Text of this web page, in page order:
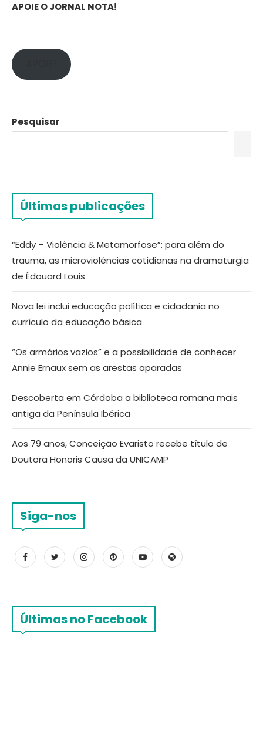
APOIE O JORNAL NOTA!
Pesquisar
Últimas publicações
“Eddy – Violência & Metamorfose”: para além do
trauma, as microviolências cotidianas na dramaturgia
de Édouard Louis
Nova lei inclui educação política e cidadania no
currículo da educação básica
“Os armários vazios” e a possibilidade de conhecer
Annie Ernaux sem as arestas aparadas
Descoberta em Córdoba a biblioteca romana mais
antiga da Península Ibérica
Aos 79 anos, Conceição Evaristo recebe título de
Doutora Honoris Causa da UNICAMP
Siga-nos
Últimas no Facebook